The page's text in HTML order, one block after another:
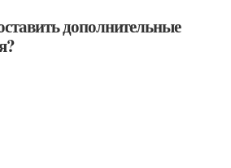
дополнительные